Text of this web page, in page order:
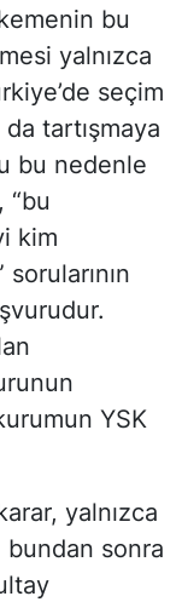
bu
yalnızca
seçim
da tartışmaya
bu nedenle
“bu
kim
YSK
yalnızca
bundan sonra